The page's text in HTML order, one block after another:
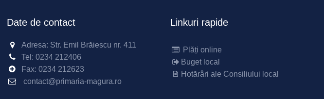
Date de contact
Adresa: Str. Emil Brăiescu nr. 411
Tel: 0234 212406
Fax: 0234 212623
contact@primaria-magura.ro
Linkuri rapide
Plăți online
Buget local
Hotărâri ale Consiliului local